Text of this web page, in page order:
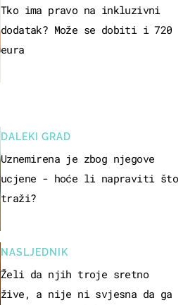
Tko ima pravo na inkluzivni
dodatak? Može se dobiti i 720
eura
DALEKI GRAD
Uznemirena je zbog njegove
ucjene - hoće li napraviti što
traži?
NASLJEDNIK
Želi da njih troje sretno
žive, a nije ni svjesna da ga